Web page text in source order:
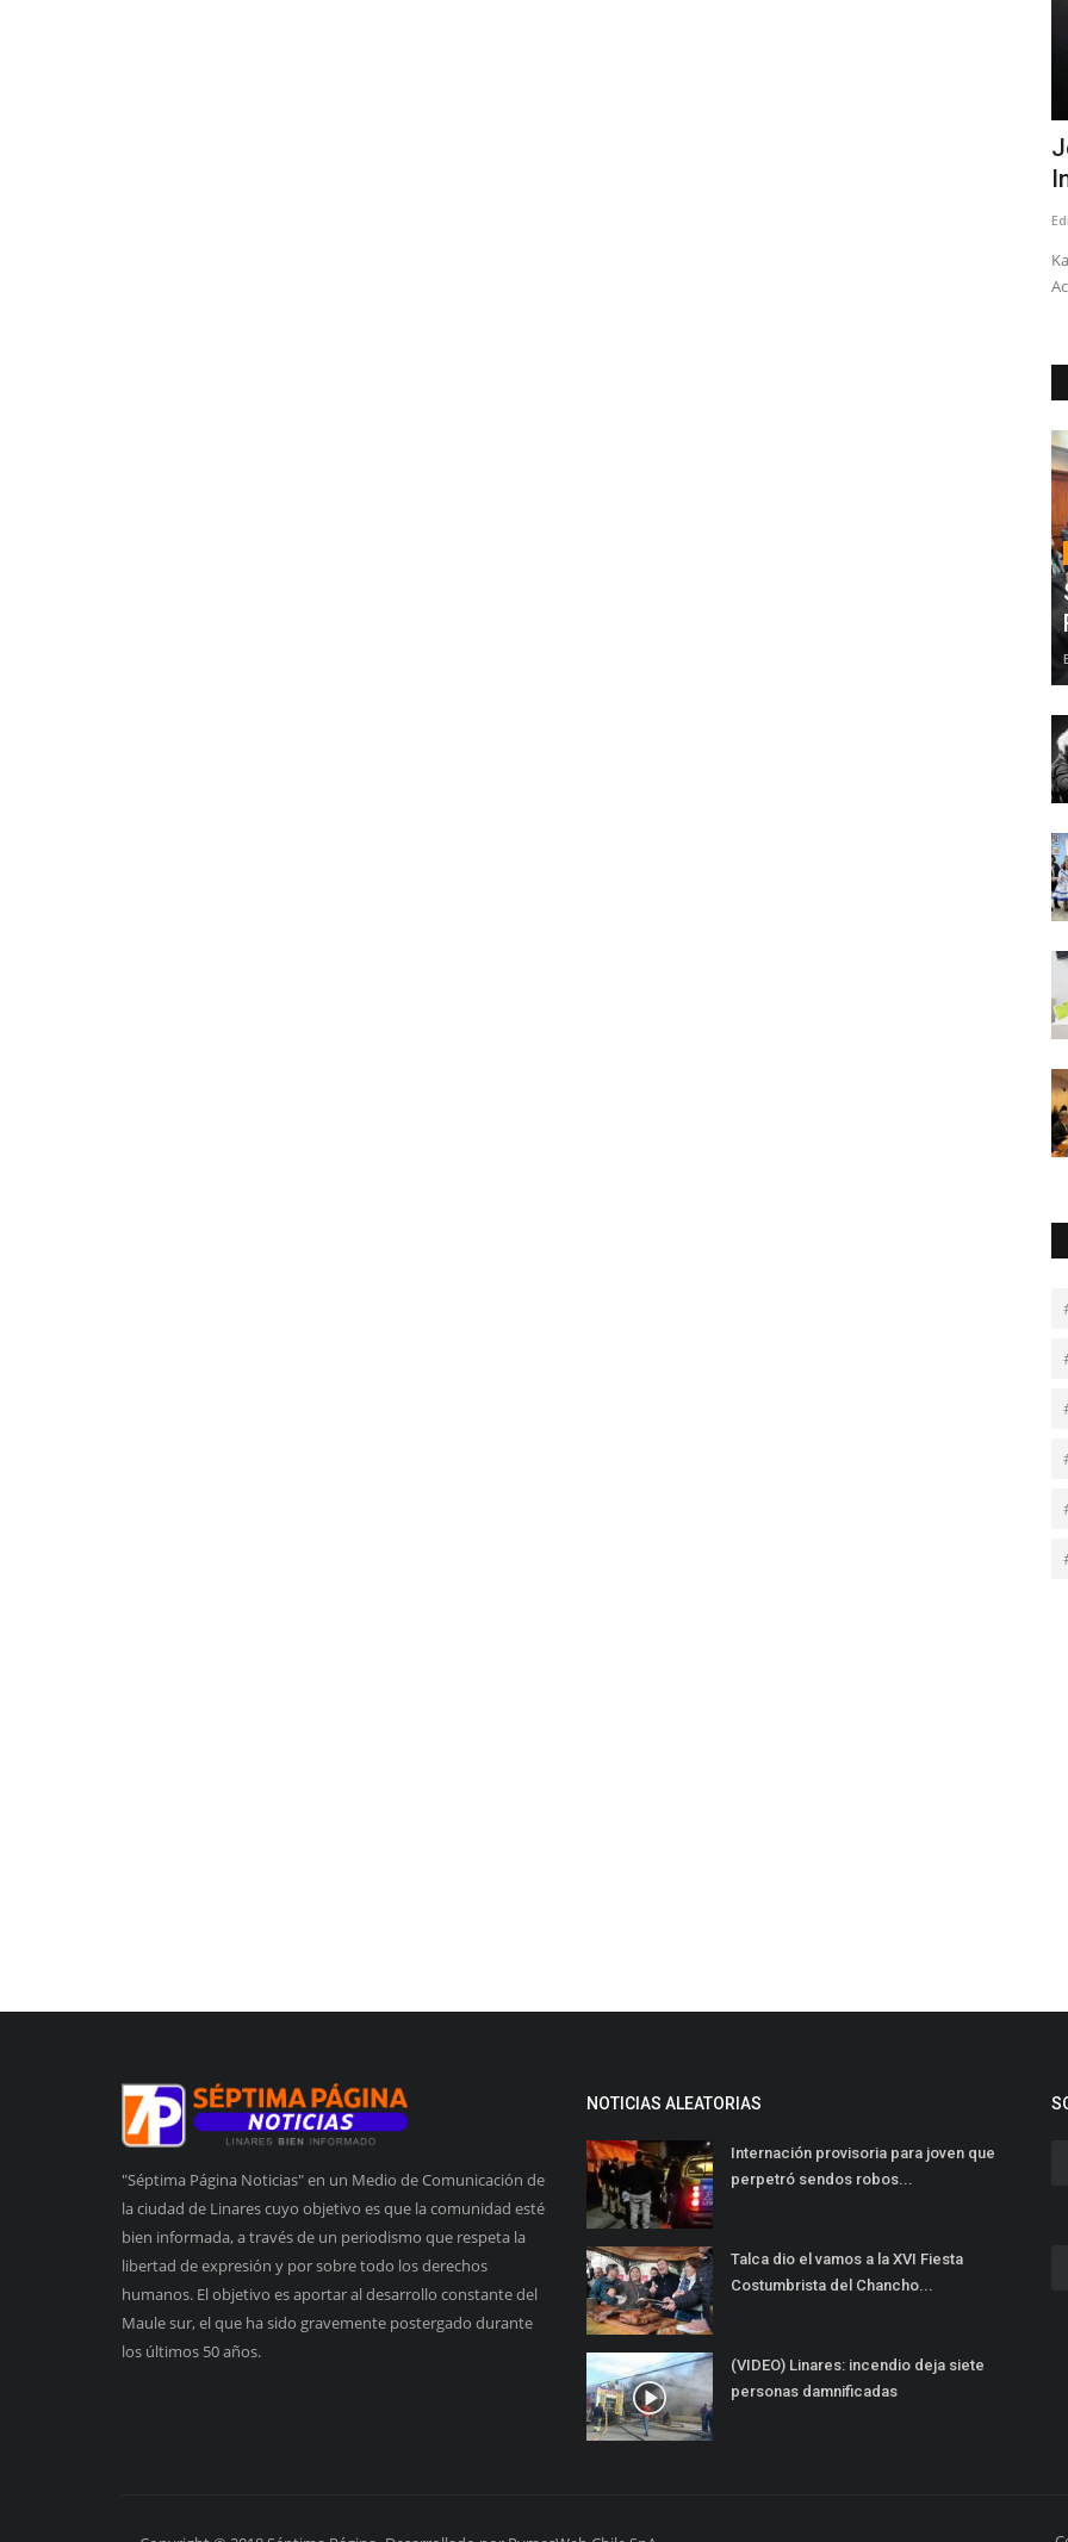
"Séptima Página Noticias" en un Medio de Comunicación de
la ciudad de Linares cuyo objetivo es que la comunidad esté
bien informada, a través de un periodismo que respeta la
libertad de expresión y por sobre todo los derechos
humanos. El objetivo es aportar al desarrollo constante del
Maule sur, el que ha sido gravemente postergado durante
los últimos 50 años.
NOTICIAS ALEATORIAS
Internación provisoria para joven que
perpetró sendos robos...
Talca dio el vamos a la XVI Fiesta
Costumbrista del Chancho...
(VIDEO) Linares: incendio deja siete
personas damnificadas